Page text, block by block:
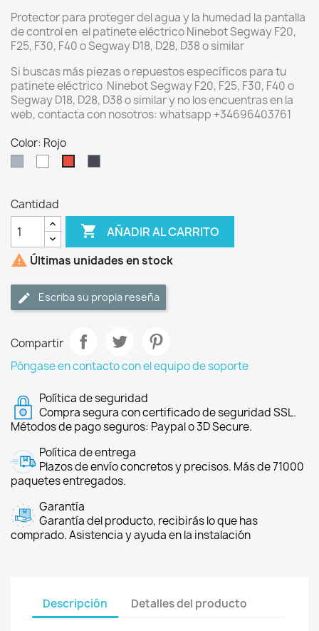
Protector para proteger del agua y la humedad la pantalla
de control en el patinete eléctrico Ninebot Segway F20,
F25, F30, F40 o Segway D18, D28, D38 o similar
Si buscas más piezas o repuestos específicos para tu
patinete eléctrico Ninebot Segway F20, F25, F30, F40 o
Segway D18, D28, D38 o similar y no los encuentras en la
web, contacta con nosotros: whatsapp +34696403761
Color: Rojo
Cantidad
 AÑADIR AL CARRITO
 Últimas unidades en stock
Escriba su propia reseña
Compartir
Póngase en contacto con el equipo de soporte
Política de seguridad
Compra segura con certificado de seguridad SSL.
Métodos de pago seguros: Paypal o 3D Secure.
Política de entrega
Plazos de envío concretos y precisos. Más de 71000
paquetes entregados.
Garantía
Garantía del producto, recibirás lo que has
comprado. Asistencia y ayuda en la instalación
Descripción Detalles del producto